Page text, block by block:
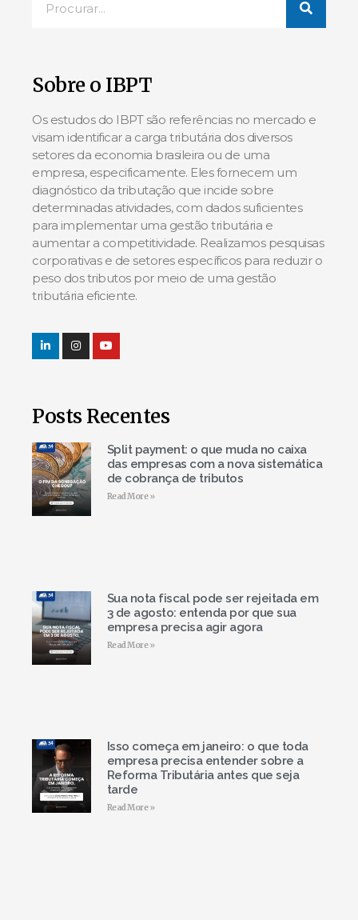
Sobre o IBPT
Os estudos do IBPT são referências no mercado e
visam identificar a carga tributária dos diversos
setores da economia brasileira ou de uma
empresa, especificamente. Eles fornecem um
diagnóstico da tributação que incide sobre
determinadas atividades, com dados suficientes
para implementar uma gestão tributária e
aumentar a competitividade. Realizamos pesquisas
corporativas e de setores específicos para reduzir o
peso dos tributos por meio de uma gestão
tributária eficiente.
Posts Recentes
Split payment: o que muda no caixa
das empresas com a nova sistemática
de cobrança de tributos
Read More »
Sua nota fiscal pode ser rejeitada em
3 de agosto: entenda por que sua
empresa precisa agir agora
Read More »
Isso começa em janeiro: o que toda
empresa precisa entender sobre a
Reforma Tributária antes que seja
tarde
Read More »